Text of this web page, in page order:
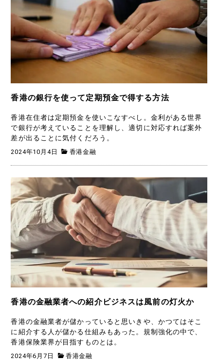
香港の銀行を使って定期預金で得する方法
香港在住者は定期預金を使いこなすべし。金利がある世界
で銀行が考えていることを理解し、適切に対応すれば案外
差が出ることに気付くだろう。
2024年10月4日 香港金融
香港の金融業者への紹介ビジネスは風前の灯火か
香港の金融業者が儲かっていると思いきや、かつてはそこ
に紹介する人が儲かる仕組みもあった。規制強化の中で、
香港保険業界が目指すものとは。
2024年6月7日 香港金融